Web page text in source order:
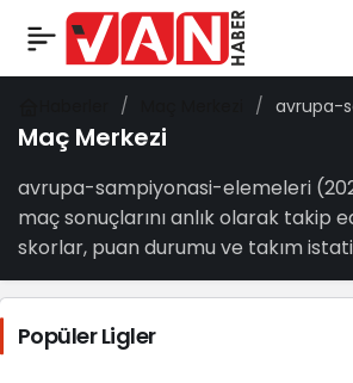
avrupa-
Maç Merkezi
avrupa-sampiyonasi-elemeleri
maç sonuçlarını anlık olarak takip
skorlar, puan durumu ve takım
Popüler Ligler